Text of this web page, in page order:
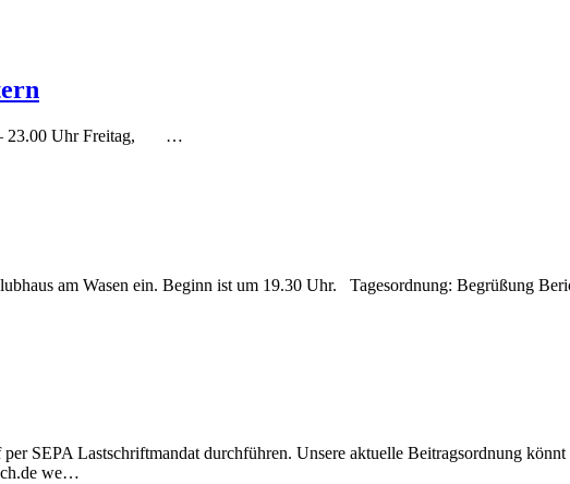
Uhr Freitag, …
am Wasen ein. Beginn ist um 19.30 Uhr. Tagesordnung: Begrüßung
SEPA Lastschriftmandat durchführen. Unsere aktuelle Beitragsordnung
we…